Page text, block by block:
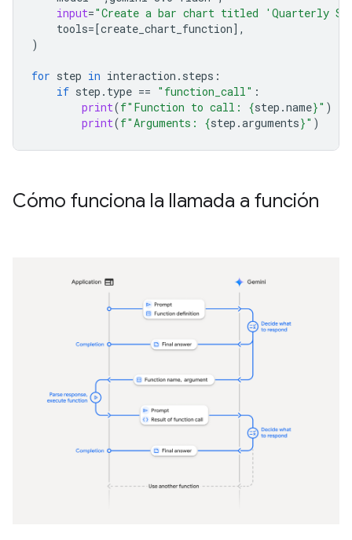
input="Create a bar chart titled 'Quarterly
tools=[create_chart_function],
)
for step in interaction . steps :
if step . type == "function_call" :
print(f"Function to call: {step .name}" )
print(f"Arguments: {step .arguments}" )
Cómo funciona la llamada a función